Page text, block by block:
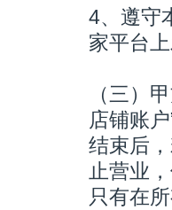
4、遵守
家平台
（三）
店铺账
结束后
止营业
只有在